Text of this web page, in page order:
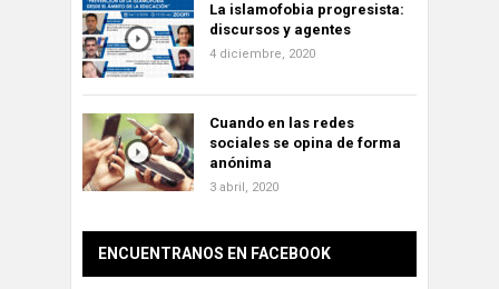
La islamofobia progresista:
discursos y agentes
4 diciembre, 2020
Cuando en las redes
sociales se opina de forma
anónima
3 abril, 2020
ENCUENTRANOS EN FACEBOOK